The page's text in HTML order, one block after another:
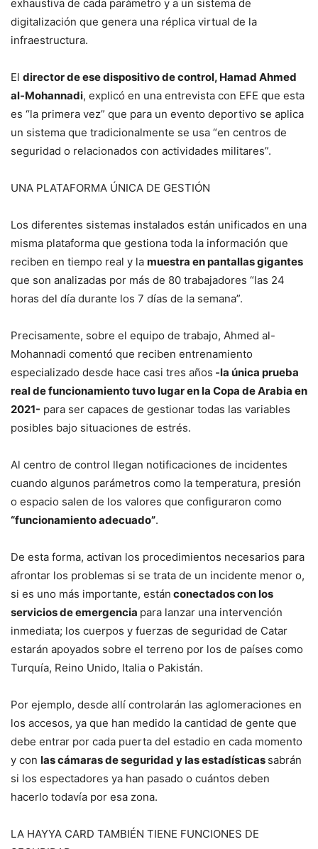
exhaustiva de cada parámetro y a un sistema de
digitalización que genera una réplica virtual de la
infraestructura.
El director de ese dispositivo de control, Hamad Ahmed
al-Mohannadi, explicó en una entrevista con EFE que esta
es “la primera vez” que para un evento deportivo se aplica
un sistema que tradicionalmente se usa “en centros de
seguridad o relacionados con actividades militares”.
UNA PLATAFORMA ÚNICA DE GESTIÓN
Los diferentes sistemas instalados están unificados en una
misma plataforma que gestiona toda la información que
reciben en tiempo real y la muestra en pantallas gigantes
que son analizadas por más de 80 trabajadores “las 24
horas del día durante los 7 días de la semana”.
Precisamente, sobre el equipo de trabajo, Ahmed al-
Mohannadi comentó que reciben entrenamiento
especializado desde hace casi tres años -la única prueba
real de funcionamiento tuvo lugar en la Copa de Arabia en
2021- para ser capaces de gestionar todas las variables
posibles bajo situaciones de estrés.
Al centro de control llegan notificaciones de incidentes
cuando algunos parámetros como la temperatura, presión
o espacio salen de los valores que configuraron como
“funcionamiento adecuado”.
De esta forma, activan los procedimientos necesarios para
afrontar los problemas si se trata de un incidente menor o,
si es uno más importante, están conectados con los
servicios de emergencia para lanzar una intervención
inmediata; los cuerpos y fuerzas de seguridad de Catar
estarán apoyados sobre el terreno por los de países como
Turquía, Reino Unido, Italia o Pakistán.
Por ejemplo, desde allí controlarán las aglomeraciones en
los accesos, ya que han medido la cantidad de gente que
debe entrar por cada puerta del estadio en cada momento
y con las cámaras de seguridad y las estadísticas sabrán
si los espectadores ya han pasado o cuántos deben
hacerlo todavía por esa zona.
LA HAYYA CARD TAMBIÉN TIENE FUNCIONES DE